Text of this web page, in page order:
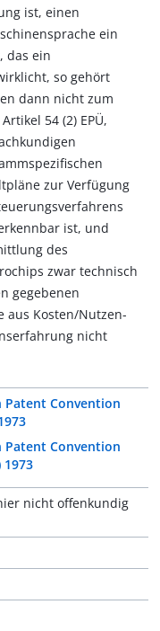
ist, einen
ein
das ein
so gehört
dann nicht zum
54 (2) EPÜ,
zur Verfügung
ist, und
des
zwar technisch
gegebenen
aus Kosten/Nutzen-
nicht
Patent Convention
Patent Convention
1973
nicht offenkundig